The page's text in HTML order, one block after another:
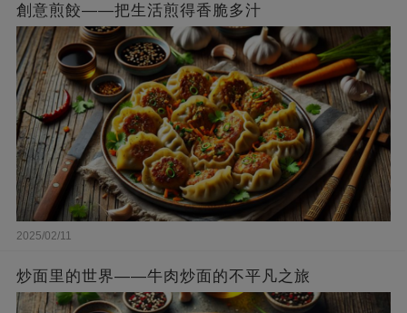
創意煎餃——把生活煎得香脆多汁
2025/02/11
炒面里的世界——牛肉炒面的不平凡之旅